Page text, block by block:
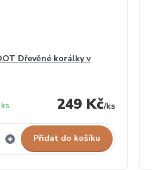
Dřevěné korálky v
249 Kč/ks
Přidat do košíku